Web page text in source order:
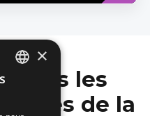
pas les
de la
×